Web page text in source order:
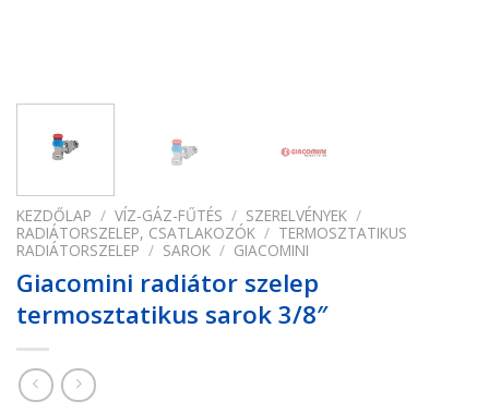
KEZDŐLAP / VÍZ-GÁZ-FŰTÉS / SZERELVÉNYEK /
RADIÁTORSZELEP, CSATLAKOZÓK / TERMOSZTATIKUS
RADIÁTORSZELEP / SAROK / GIACOMINI
Giacomini radiátor szelep
termosztatikus sarok 3/8″